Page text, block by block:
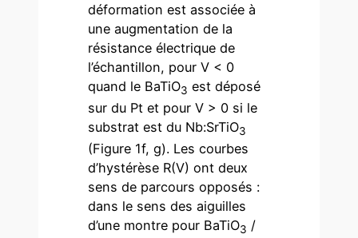
déformation est associée à
une augmentation de la
résistance électrique de
l’échantillon, pour V < 0
quand le BaTiO3 est déposé
sur du Pt et pour V > 0 si le
substrat est du Nb:SrTiO3
(Figure 1f, g). Les courbes
d’hystérèse R(V) ont deux
sens de parcours opposés :
dans le sens des aiguilles
d’une montre pour BaTiO3 /